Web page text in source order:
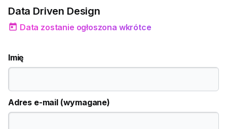
Data Driven Design
today Data zostanie ogłoszona wkrótce
Imię
Adres e-mail (wymagane)